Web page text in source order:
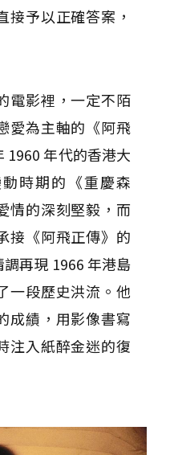
接予以正確答案，
電影裡，一定不陌
愛為主軸的《阿飛
1960 年代的香港大
時期的《重慶森
情的深刻堅毅，而
接《阿飛正傳》的
再現 1966 年港島
一段歷史洪流。他
成績，用影像書寫
注入紙醉金迷的復